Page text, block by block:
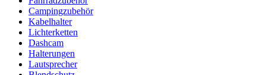
Campingzubehör
Kabelhalter
Lichterketten
Dashcam
Halterungen
Lautsprecher